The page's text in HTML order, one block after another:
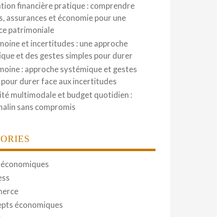
financière pratique : comprendre
assurances et économie pour une
patrimoniale
et incertitudes : une approche
et des gestes simples pour durer
: approche systémique et gestes
pour durer face aux incertitudes
multimodale et budget quotidien :
sans compromis
économiques